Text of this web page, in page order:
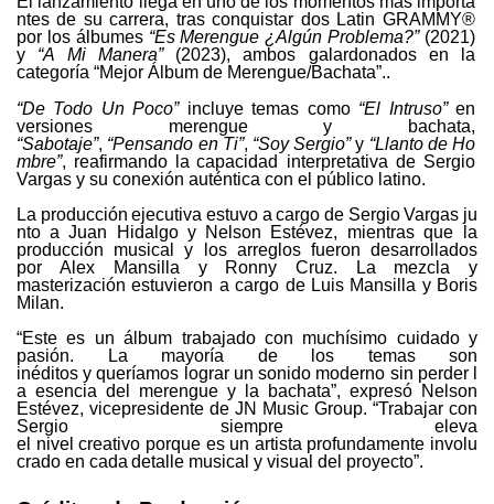
ntes de su carrera, tras conquistar dos Latin GRAMMY®
por los álbumes “Es Merengue ¿Algún Problema?” (2021)
y “A Mi Manera” (2023), ambos galardonados en la
categoría “Mejor Álbum de Merengue/Bachata”..
“De Todo Un Poco” incluye temas como “El Intruso”en
versiones merengue y bachata,
“Sabotaje”, “Pensando en Ti”, “Soy Sergio” y “Llanto de Ho
mbre”, reafirmando la capacidad interpretativa de Sergio
Vargas y su conexión auténtica con el público latino.
La producción ejecutiva estuvo a cargo de Sergio Vargas ju
nto a Juan Hidalgo y Nelson
Estévez, mientras que la
producción musical y los arreglos fueron desarrollados
por
Alex Mansilla y Ronny Cruz. La mezcla y
masterización estuvieron a cargo de Luis Mansilla y Boris
Milan.
“Este es un álbum trabajado con muchísimo cuidado y
pasión. La mayoría de los temas son
inéditos y queríamos lograr un sonido moderno sin perder
a esencia del merengue y la
bachata”, expresó Nelson
Estévez, vicepresidente de JN Music Group. “Trabajar con
Sergio siempre
eleva
el nivel creativo porque es un artista profundamente involu
crado en cada detalle musical y visual del proyecto”.